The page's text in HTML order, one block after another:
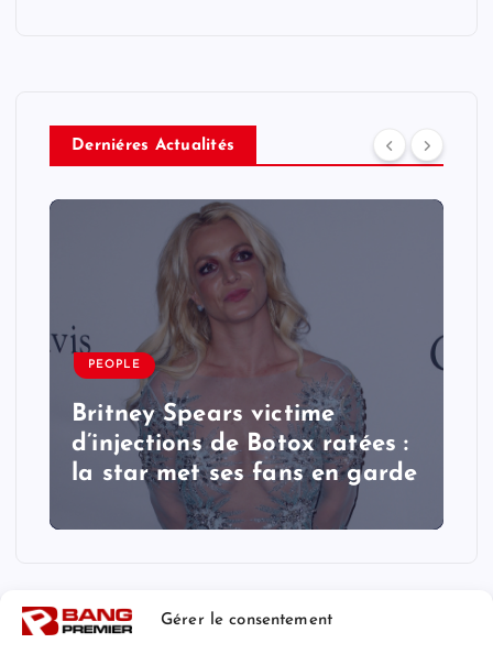
Gérer le consentement
Derniéres Actualités
PEOPLE
Britney Spears victime
d’injections de Botox ratées :
la star met ses fans en garde